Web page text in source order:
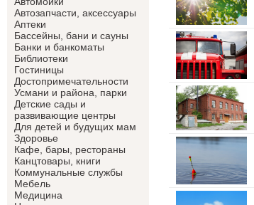
Автозапчасти, аксессуары
Аптеки
Бассейны, бани и сауны
Банки и банкоматы
Библиотеки
Гостиницы
Достопримечательности
Усмани и района, парки
Детские сады и
развивающие центры
Для детей и будущих мам
Здоровье
Кафе, бары, рестораны
Канцтовары, книги
Коммунальные службы
Мебель
Медицина